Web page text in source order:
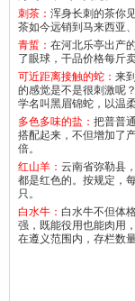
刺茶： 浑身长刺的茶你
茶如今远销到马来西亚
青蜇： 在河北乐亭出产
了眼球，干品价格每斤
可近距离接触的蛇： 来
的感觉是不是很刺激呢
学名叫黑眉锦蛇，以温
多色多味的盐： 把普普
搭配起来，不但增加了
倍。
红山羊： 云南省弥勒县
都是红色的。按规定，
只。
白水牛： 白水牛不但体
强，既能役用也能肉用
在遵义范围内，存栏数